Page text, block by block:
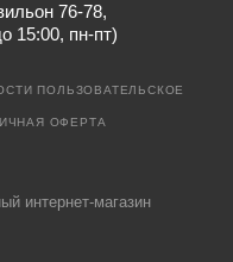
76-78,
15:00, пн-пт)
ПОЛЬЗОВАТЕЛЬСКОЕ
ОФЕРТА
интернет-магазин